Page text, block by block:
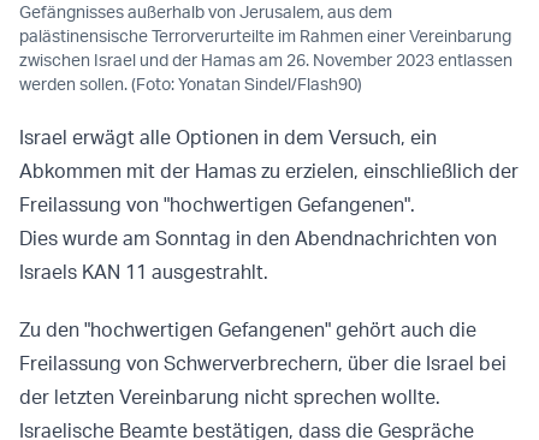
Gefängnisses außerhalb von Jerusalem, aus dem
palästinensische Terrorverurteilte im Rahmen einer Vereinbarung
zwischen Israel und der Hamas am 26. November 2023 entlassen
werden sollen. (Foto: Yonatan Sindel/Flash90)
Israel erwägt alle Optionen in dem Versuch, ein
Abkommen mit der Hamas zu erzielen, einschließlich der
Freilassung von "hochwertigen Gefangenen".
Dies wurde am Sonntag in den Abendnachrichten von
Israels KAN 11 ausgestrahlt.
Zu den "hochwertigen Gefangenen" gehört auch die
Freilassung von Schwerverbrechern, über die Israel bei
der letzten Vereinbarung nicht sprechen wollte.
Israelische Beamte bestätigen, dass die Gespräche